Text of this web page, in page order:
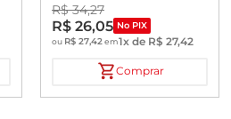
R$ 34,27
R$ 26,05 No PIX
ou R$ 27,42 em1x de R$ 27,42
Comprar